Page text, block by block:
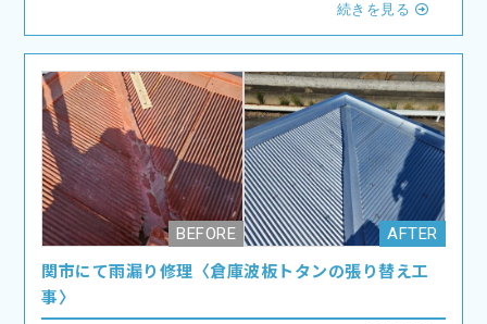
続きを見る
関市にて雨漏り修理〈倉庫波板トタンの張り替え工
事〉